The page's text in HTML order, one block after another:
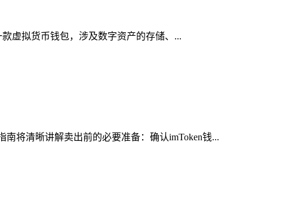
虚拟货币钱包，涉及数字资产的存储、...
将清晰讲解卖出前的必要准备：确认imToken钱...